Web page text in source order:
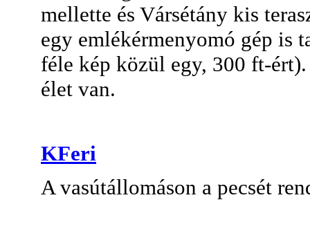
mellette és Vársétány kis
egy emlékérmenyomó gép is
féle kép közül egy, 300 ft-
élet van.
KFeri
A vasútállomáson a pecsét